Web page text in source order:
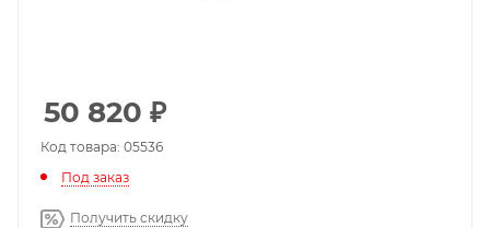
50 820 ₽
Код товара: 05536
Под заказ
Получить скидку